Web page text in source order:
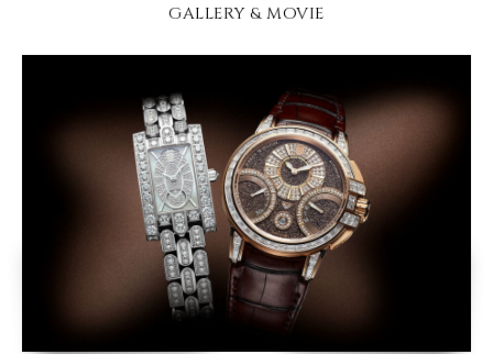
GALLERY & MOVIE